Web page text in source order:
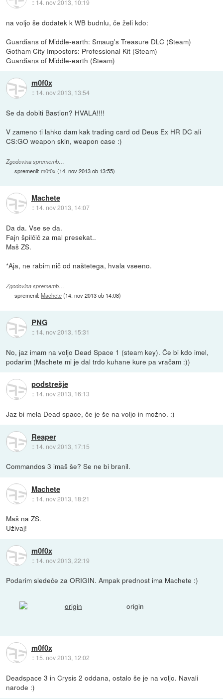
:: 14. nov 2013, 10:19
na voljo še dodatek k WB budnlu, če želi kdo:
Guardians of Middle-earth: Smaug's Treasure DLC (Steam)
Gotham City Impostors: Professional Kit (Steam)
Guardians of Middle-earth (Steam)
m0f0x
:: 14. nov 2013, 13:54
Se da dobiti Bastion? HVALA!!!!
V zameno ti lahko dam kak trading card od Deus Ex HR DC ali
CS:GO weapon skin, weapon case :)
Zgodovina sprememb…
spremenil:m0f0x (14. nov 2013 ob 13:55)
Machete
:: 14. nov 2013, 14:07
Da da. Vse se da.
Fajn špilčič za mal presekat..
Maš ZS.
*Aja, ne rabim nič od naštetega, hvala vseeno.
Zgodovina sprememb…
spremenil:Machete(14. nov 2013 ob 14:08)
PNG
:: 14. nov 2013, 15:31
No, jaz imam na voljo Dead Space 1 (steam key). Če bi kdo imel,
podarim (Machete mi je dal trdo kuhane kure pa vračam :))
podstrešje
:: 14. nov 2013, 16:13
Jaz bi mela Dead space, če je še na voljo in možno. :)
Reaper
:: 14. nov 2013, 17:15
Commandos 3 imaš še? Se ne bi branil.
Machete
:: 14. nov 2013, 18:21
Maš na ZS.
Uživaj!
m0f0x
:: 14. nov 2013, 22:19
Podarim sledeče za ORIGIN. Ampak prednost ima Machete :)
origin
m0f0x
:: 15. nov 2013, 12:02
Deadspace 3 in Crysis 2 oddana, ostalo še je na voljo. Navali
narode :)